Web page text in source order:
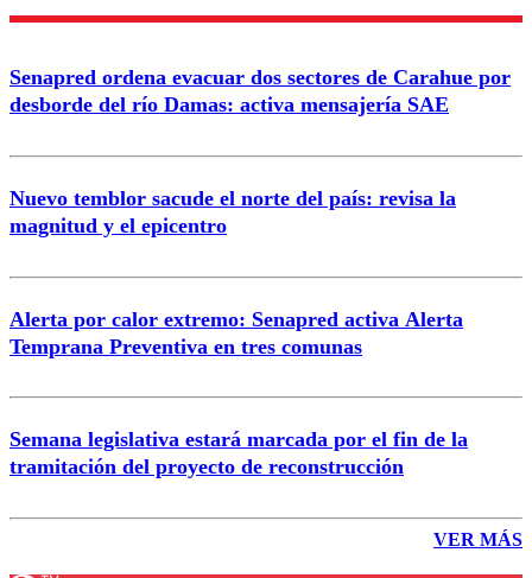
Enviar comentario
Senapred ordena evacuar dos sectores de Carahue por
desborde del río Damas: activa mensajería SAE
Nuevo temblor sacude el norte del país: revisa la
magnitud y el epicentro
Alerta por calor extremo: Senapred activa Alerta
Temprana Preventiva en tres comunas
Semana legislativa estará marcada por el fin de la
tramitación del proyecto de reconstrucción
VER MÁS